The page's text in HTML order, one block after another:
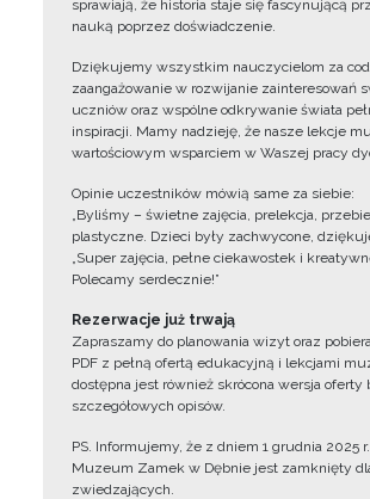
sprawiają, że historia staje się fascynującą
nauką poprzez doświadczenie.
Dziękujemy wszystkim nauczycielom za
zaangażowanie w rozwijanie zainteresowań
uczniów oraz wspólne odkrywanie świata
inspiracji. Mamy nadzieję, że nasze lekcje
wartościowym wsparciem w Waszej pracy
Opinie uczestników mówią same za siebie:
„Byliśmy – świetne zajęcia, prelekcja,
plastyczne. Dzieci były zachwycone,
„Super zajęcia, pełne ciekawostek i
Polecamy serdecznie!”
Rezerwacje już trwają
Zapraszamy do planowania wizyt oraz
PDF z pełną ofertą edukacyjną i lekcjami
dostępna jest również skrócona wersja oferty
szczegółowych opisów.
PS. Informujemy, że z dniem 1 grudnia 2025
Muzeum Zamek w Dębnie jest zamknięty
zwiedzających.